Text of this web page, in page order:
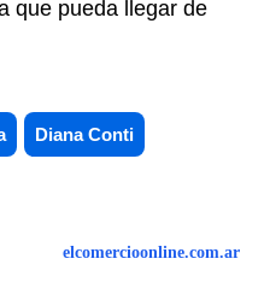
que pueda llegar de
Diana Conti
elcomercioonline.com.ar